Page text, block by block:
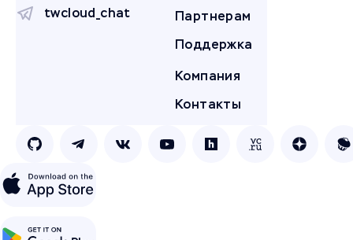
twcloud_chat
Партнерам
Поддержка
Компания
Контакты